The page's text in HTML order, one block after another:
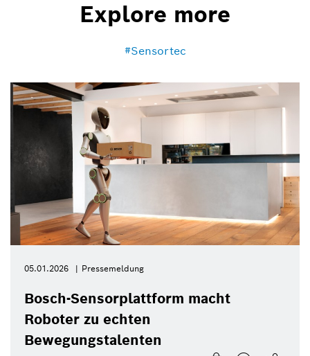
Explore more
Sensortec
05.01.2026 Pressemeldung
Bosch-Sensorplattform macht
Roboter zu echten
Bewegungstalenten